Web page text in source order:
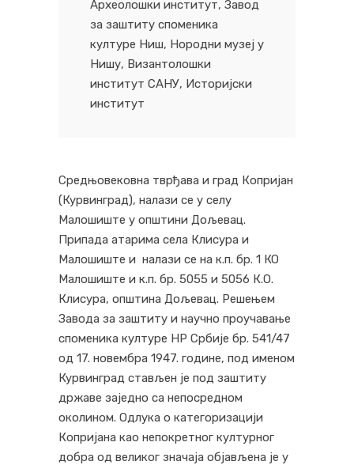
Археолошки институт, Завод
за заштиту споменика
културе Ниш, Нородни музеј у
Нишу, Византолошки
институт САНУ, Историјски
институт
Средњовековна тврђава и град Копријан
(Курвинград), налази се у селу
Малошиште у општини Дољевац.
Припада атарима села Клисура и
Малошиште и налази се на к.п. бр. 1 КО
Малошиште и к.п. бр. 5055 и 5056 К.О.
Клисура, општина Дољевац. Решењем
Завода за заштиту и научно проучавање
споменика културе НР Србије бр. 541/47
од 17. новембра 1947. године, под именом
Курвинград стављен је под заштиту
државе заједно са непосредном
околином. Одлука о категоризацији
Копријана као непокретног културног
добра од великог значаја објављена је у